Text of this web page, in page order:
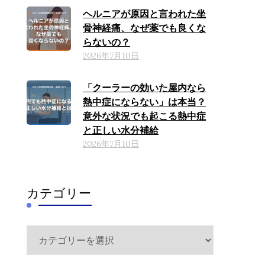
ヘルニアが原因と言われた坐
骨神経痛、なぜ薬でも良くな
らないの？
2026年7月10日
「クーラーの効いた屋内なら
熱中症にならない」は本当？
意外な状況でも起こる熱中症
と正しい水分補給
2026年7月10日
カテゴリー